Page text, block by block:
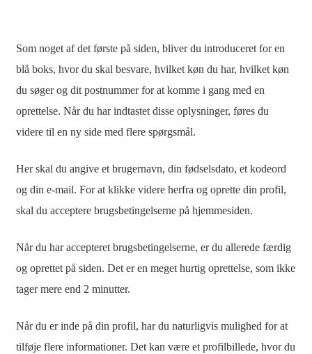
Som noget af det første på siden, bliver du introduceret for en
blå boks, hvor du skal besvare, hvilket køn du har, hvilket køn
du søger og dit postnummer for at komme i gang med en
oprettelse. Når du har indtastet disse oplysninger, føres du
videre til en ny side med flere spørgsmål.
Her skal du angive et brugernavn, din fødselsdato, et kodeord
og din e-mail. For at klikke videre herfra og oprette din profil,
skal du acceptere brugsbetingelserne på hjemmesiden.
Når du har accepteret brugsbetingelserne, er du allerede færdig
og oprettet på siden. Det er en meget hurtig oprettelse, som ikke
tager mere end 2 minutter.
Når du er inde på din profil, har du naturligvis mulighed for at
tilføje flere informationer. Det kan være et profilbillede, hvor du